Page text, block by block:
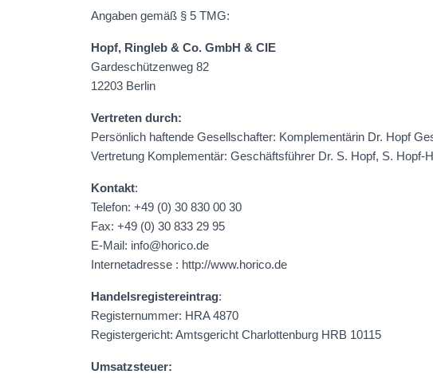
Angaben gemäß § 5 TMG:
Hopf, Ringleb & Co. GmbH & CIE
Gardeschützenweg 82
12203 Berlin
Vertreten durch:
Persönlich haftende Gesellschafter: Komplementärin Dr. Hopf
Vertretung Komplementär: Geschäftsführer Dr. S. Hopf, S. Hopf-
Kontakt:
Telefon: +49 (0) 30 830 00 30
Fax: +49 (0) 30 833 29 95
E-Mail: info@horico.de
Internetadresse : http://www.horico.de
Handelsregistereintrag:
Registernummer: HRA 4870
Registergericht: Amtsgericht Charlottenburg HRB 10115
Umsatzsteuer: